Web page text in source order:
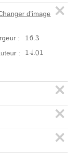
d'image
: 1 6 .3
: 14.01